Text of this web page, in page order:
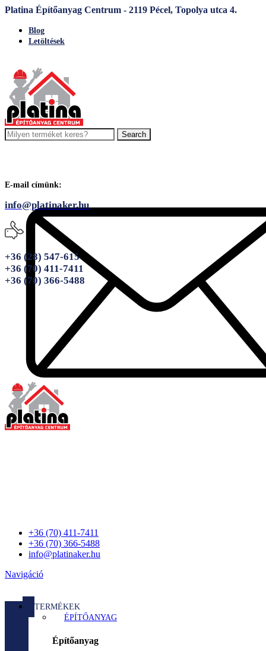
Platina Építőanyag Centrum - 2119 Pécel, Topolya utca 4.
Blog
Letöltések
Search
E-mail címünk:
info@platinaker.hu
+36 (28) 547-615
+36 (70) 411-7411
+36 (70) 366-5488
+36 (70) 411-7411
+36 (70) 366-5488
info@platinaker.hu
Navigáció
TERMÉKEK
ÉPÍTŐANYAG
Építőanyag